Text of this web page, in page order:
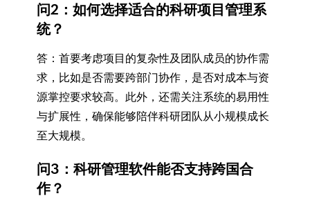
问2：如何选择适合的科研项目管理系
统？
答：首要考虑项目的复杂性及团队成员的协作需
求，比如是否需要跨部门协作，是否对成本与资
源掌控要求较高。此外，还需关注系统的易用性
与扩展性，确保能够陪伴科研团队从小规模成长
至大规模。
问3：科研管理软件能否支持跨国合
作？